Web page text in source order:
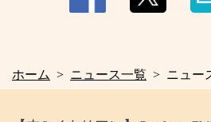
ホーム ニュース一覧 ニュー